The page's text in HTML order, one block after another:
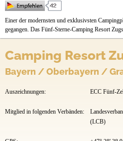
Preise & Prospekte
Anfahrt
News
Einer der modernsten und exklusivsten
gegangen. Das Fünf-Sterne-Camping Resort
Camping Resort
Bayern / Oberbayern /
Auszeichnungen: ECC Fünf-
Mitglied in folgenden Verbänden:
(LCB)